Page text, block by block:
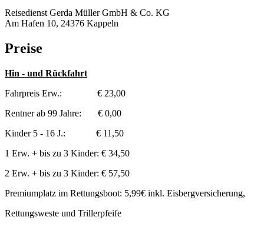
Reisedienst Gerda Müller GmbH & Co. KG
Am Hafen 10, 24376 Kappeln
Preise
Hin - und Rückfahrt
Fahrpreis Erw.: € 23,00
Rentner ab 99 Jahre: € 0,00
Kinder 5 - 16 J.: € 11,50
1 Erw. + bis zu 3 Kinder: € 34,50
2 Erw. + bis zu 3 Kinder: € 57,50
Premiumplatz im Rettungsboot: 5,99€ inkl. Eisbergversicherung,
Rettungsweste und Trillerpfeife